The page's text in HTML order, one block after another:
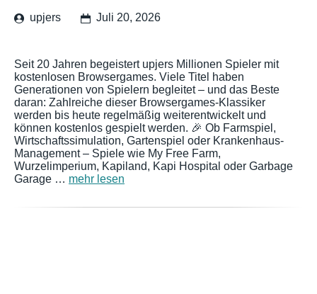
upjers Juli 20, 2026
Seit 20 Jahren begeistert upjers Millionen Spieler mit
kostenlosen Browsergames. Viele Titel haben
Generationen von Spielern begleitet – und das Beste
daran: Zahlreiche dieser Browsergames-Klassiker
werden bis heute regelmäßig weiterentwickelt und
können kostenlos gespielt werden. 🎉 Ob Farmspiel,
Wirtschaftssimulation, Gartenspiel oder Krankenhaus-
Management – Spiele wie My Free Farm,
Wurzelimperium, Kapiland, Kapi Hospital oder Garbage
Garage … mehr lesen